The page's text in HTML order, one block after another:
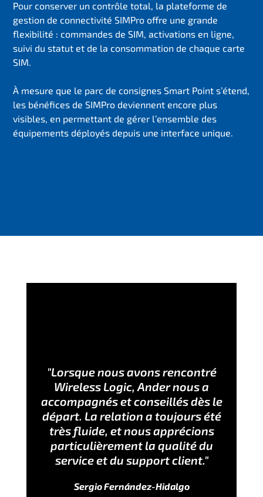
Pour conserver un contrôle total, la plateforme de
gestion de connectivité SIMPro offre une grande
flexibilité : commandes de SIM, activations en ligne,
suivi du statut et de la consommation de chaque carte
SIM.
À mesure que le parc de consignes Smart Point s’étend,
les bénéfices de SIMPro deviennent encore plus
visibles, en permettant de gérer l’ensemble des
équipements déployés depuis une interface unique.
"Lorsque nous avons rencontré
Wireless Logic, Ander nous a
accompagnés et conseillés dès le
départ. La relation a toujours été
très fluide, et nous apprécions
particulièrement la qualité du
service et du support client."
Sergio Fernández-Hidalgo